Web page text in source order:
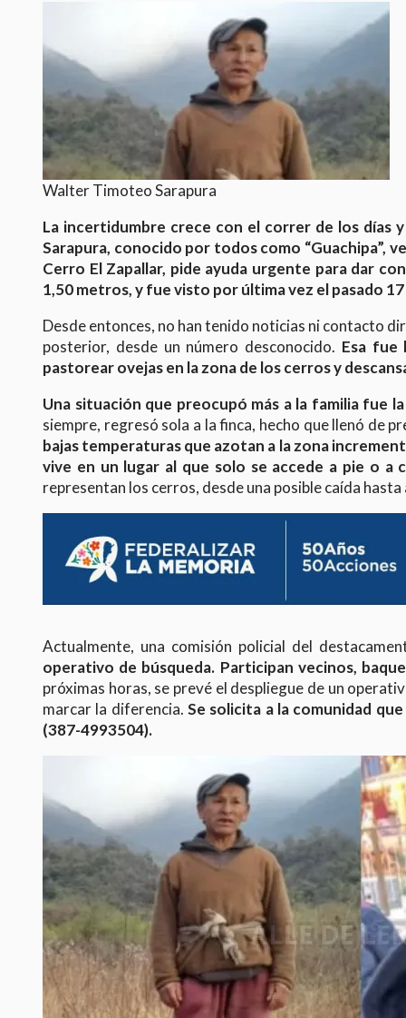
Walter Timoteo Sarapura
La incertidumbre crece con el correr de los días
Sarapura, conocido por todos como “Guachipa”,
Cerro El Zapallar, pide ayuda urgente para dar
1,50 metros, y fue visto por última vez el pasado
Desde entonces, no han tenido noticias ni contacto
posterior, desde un número desconocido. Esa fue
pastorear ovejas en la zona de los cerros y
Una situación que preocupó más a la familia fue
siempre, regresó sola a la finca, hecho que llenó de
bajas temperaturas que azotan a la zona
vive en un lugar al que solo se accede a pie o a
representan los cerros, desde una posible caída
Actualmente, una comisión policial del
operativo de búsqueda. Participan vecinos,
próximas horas, se prevé el despliegue de un
marcar la diferencia. Se solicita a la comunidad
(387-4993504).